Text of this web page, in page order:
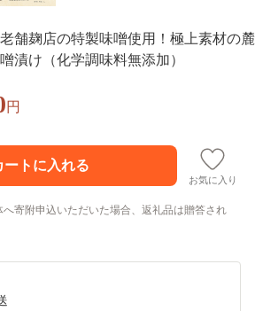
舗麹店の特製味噌使用！極上素材の麓
漬け（化学調味料無添加）
円
お気に入り
寄附申込いただいた場合、返礼品は贈答され